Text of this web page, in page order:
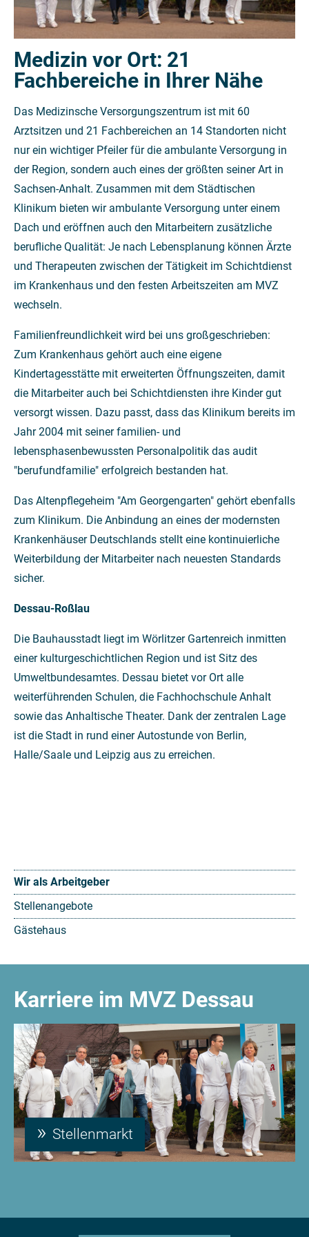
Wir als Arbeitgeber
Stellenangebote
Gästehaus
Medizin vor Ort: 21
Fachbereiche in Ihrer Nähe
Das Medizinsche Versorgungszentrum ist mit 60
Arztsitzen und 21 Fachbereichen an 14 Standorten nicht
nur ein wichtiger Pfeiler für die ambulante Versorgung in
der Region, sondern auch eines der größten seiner Art in
Sachsen-Anhalt. Zusammen mit dem Städtischen
Klinikum bieten wir ambulante Versorgung unter einem
Dach und eröffnen auch den Mitarbeitern zusätzliche
berufliche Qualität: Je nach Lebensplanung können Ärzte
und Therapeuten zwischen der Tätigkeit im Schichtdienst
im Krankenhaus und den festen Arbeitszeiten am MVZ
wechseln.
Familienfreundlichkeit wird bei uns großgeschrieben:
Zum Krankenhaus gehört auch eine eigene
Kindertagesstätte mit erweiterten Öffnungszeiten, damit
die Mitarbeiter auch bei Schichtdiensten ihre Kinder gut
versorgt wissen. Dazu passt, dass das Klinikum bereits im
Jahr 2004 mit seiner familien- und
lebensphasenbewussten Personalpolitik das audit
"berufundfamilie" erfolgreich bestanden hat.
Das Altenpflegeheim "Am Georgengarten" gehört ebenfalls
zum Klinikum. Die Anbindung an eines der modernsten
Krankenhäuser Deutschlands stellt eine kontinuierliche
Weiterbildung der Mitarbeiter nach neuesten Standards
sicher.
Dessau-Roßlau
Die Bauhausstadt liegt im Wörlitzer Gartenreich inmitten
einer kulturgeschichtlichen Region und ist Sitz des
Umweltbundesamtes. Dessau bietet vor Ort alle
weiterführenden Schulen, die Fachhochschule Anhalt
sowie das Anhaltische Theater. Dank der zentralen Lage
ist die Stadt in rund einer Autostunde von Berlin,
Halle/Saale und Leipzig aus zu erreichen.
Karriere im MVZ Dessau
Stellenmarkt